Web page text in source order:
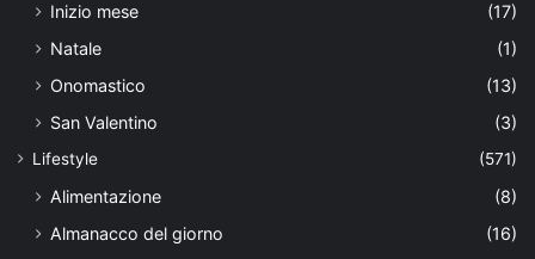
Inizio mese
(17)
Natale
(1)
Onomastico
(13)
San Valentino
(3)
Lifestyle (571)
Alimentazione
(8)
Almanacco del giorno
(16)